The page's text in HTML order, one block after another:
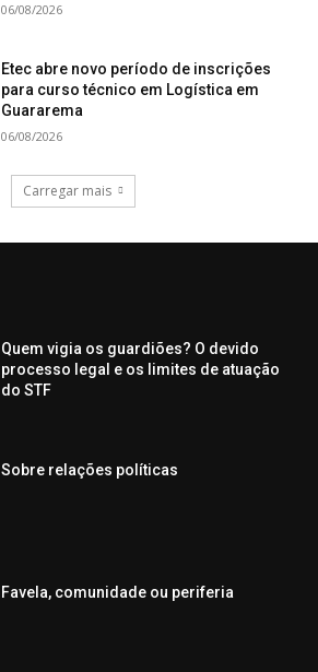
06/08/2026
Etec abre novo período de inscrições
para curso técnico em Logística em
Guararema
06/08/2026
Carregar mais
Quem vigia os guardiões? O devido
processo legal e os limites de atuação
do STF
Sobre relações políticas
Favela, comunidade ou periferia